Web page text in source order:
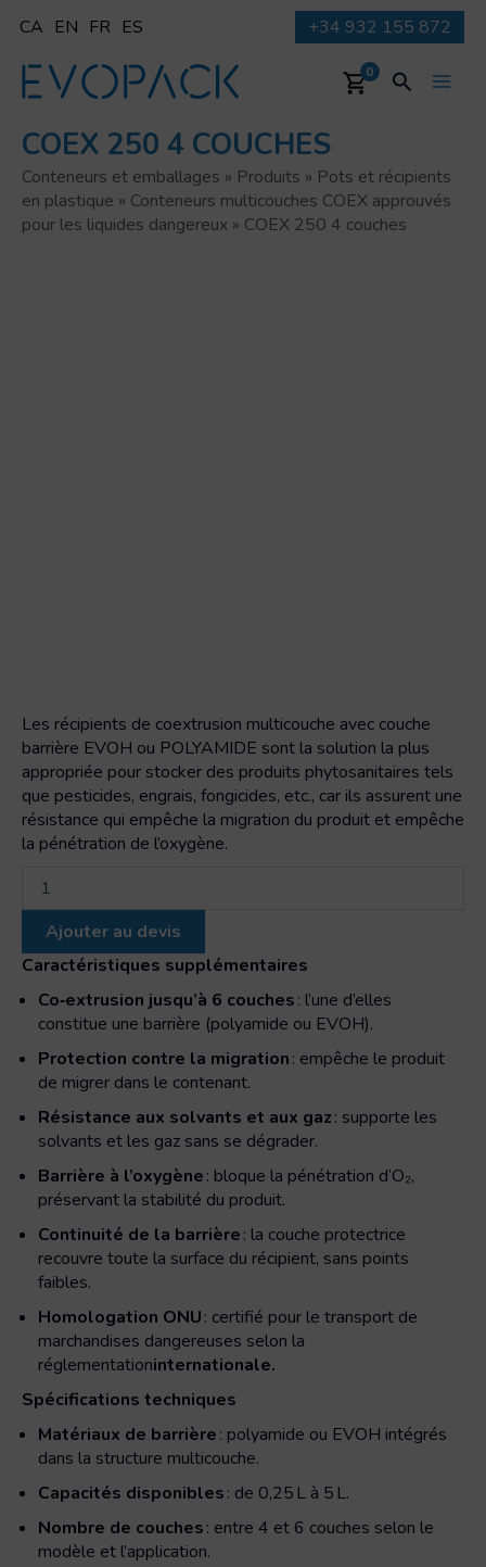
contenu
CA EN FR ES +34 932 155 872
0
COEX 250 4 COUCHES
Conteneurs et emballages » Produits » Pots et récipients
en plastique » Conteneurs multicouches COEX approuvés
pour les liquides dangereux » COEX 250 4 couches
Les récipients de coextrusion multicouche avec couche
barrière EVOH ou POLYAMIDE sont la solution la plus
appropriée pour stocker des produits phytosanitaires tels
que pesticides, engrais, fongicides, etc., car ils assurent une
résistance qui empêche la migration du produit et empêche
la pénétration de l’oxygène.
250
4
Ajouter au devis
Caractéristiques supplémentaires
Co‑extrusion jusqu’à 6 couches: l’une d’elles
constitue une barrière (polyamide ou EVOH).
Protection contre la migration: empêche le produit
de migrer dans le contenant.
Résistance aux solvants et aux gaz: supporte les
solvants et les gaz sans se dégrader.
Barrière à l’oxygène: bloque la pénétration d’O₂,
préservant la stabilité du produit.
Continuité de la barrière: la couche protectrice
recouvre toute la surface du récipient, sans points
faibles.
Homologation ONU: certifié pour le transport de
marchandises dangereuses selon la
réglementationinternationale.
Spécifications techniques
Matériaux de barrière: polyamide ou EVOH intégrés
dans la structure multicouche.
Capacités disponibles: de 0,25 L à 5 L.
Nombre de couches: entre 4 et 6 couches selon le
modèle et l’application.